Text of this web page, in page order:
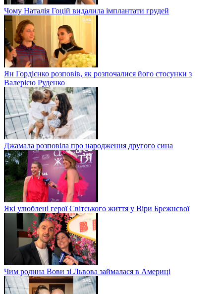
Чому Наталія Гоцій видалила імплантати грудей
Ян Гордієнко розповів, як розпочалися його стосунки з
Валерією Руденко
Джамала розповіла про народження другого сина
Які улюблені герої Світського життя у Віри Брежнєвої
Чим родина Вови зі Львова займалася в Америці